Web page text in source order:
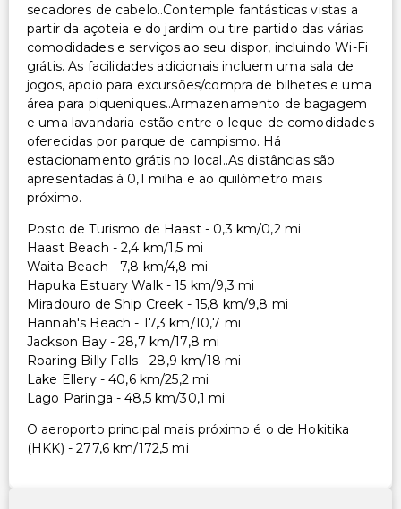
secadores de cabelo..Contemple fantásticas vistas a
partir da açoteia e do jardim ou tire partido das várias
comodidades e serviços ao seu dispor, incluindo Wi-Fi
grátis. As facilidades adicionais incluem uma sala de
jogos, apoio para excursões/compra de bilhetes e uma
área para piqueniques..Armazenamento de bagagem
e uma lavandaria estão entre o leque de comodidades
oferecidas por parque de campismo. Há
estacionamento grátis no local..As distâncias são
apresentadas à 0,1 milha e ao quilómetro mais
próximo.
Posto de Turismo de Haast - 0,3 km/0,2 mi
Haast Beach - 2,4 km/1,5 mi
Waita Beach - 7,8 km/4,8 mi
Hapuka Estuary Walk - 15 km/9,3 mi
Miradouro de Ship Creek - 15,8 km/9,8 mi
Hannah's Beach - 17,3 km/10,7 mi
Jackson Bay - 28,7 km/17,8 mi
Roaring Billy Falls - 28,9 km/18 mi
Lake Ellery - 40,6 km/25,2 mi
Lago Paringa - 48,5 km/30,1 mi
O aeroporto principal mais próximo é o de Hokitika
(HKK) - 277,6 km/172,5 mi